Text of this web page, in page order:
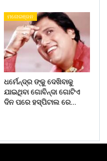
ମନୋରଞ୍ଜନ
ଧର୍ମେନ୍ଦ୍ର ଙ୍କୁ ଦେଖିବାକୁ
ଯାଇଥିବା ଗୋବିନ୍ଦା ଗୋଟିଏ
ଦିନ ପରେ ହସ୍ପିଟାଲ ରେ…